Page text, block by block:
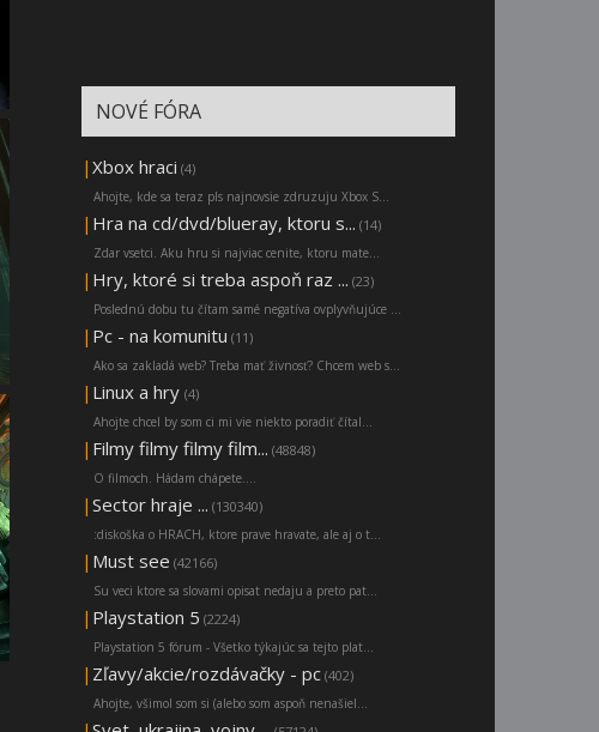
NOVÉ FÓRA
| Xbox hraci (4)
Ahojte, kde sa teraz pls najnovsie zdruzuju Xbox S...
| Hra na cd/dvd/blueray, ktoru s... (14)
Zdar vsetci. Aku hru si najviac cenite, ktoru mate...
| Hry, ktoré si treba aspoň raz ... (23)
Poslednú dobu tu čítam samé negatíva ovplyvňujúce ...
| Pc - na komunitu (11)
Ako sa zakladá web? Treba mať živnosť? Chcem web s...
| Linux a hry (4)
Ahojte chcel by som ci mi vie niekto poradiť čítal...
| Filmy filmy filmy film... (48848)
O filmoch. Hádam chápete....
| Sector hraje ... (130340)
:diskoška o HRACH, ktore prave hravate, ale aj o t...
| Must see (42166)
Su veci ktore sa slovami opisat nedaju a preto pat...
| Playstation 5 (2224)
Playstation 5 fórum - Všetko týkajúc sa tejto plat...
| Zľavy/akcie/rozdávačky - pc (402)
Ahojte, všimol som si (alebo som aspoň nenašiel...